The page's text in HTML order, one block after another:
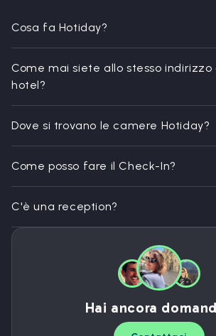
Cosa fa Hotiday?
Come mai siete allo stesso indirizzo
hotel?
Dove si trovano le camere Hotiday?
Come posso fare il Check-In?
C'è una reception?
Hai ancora